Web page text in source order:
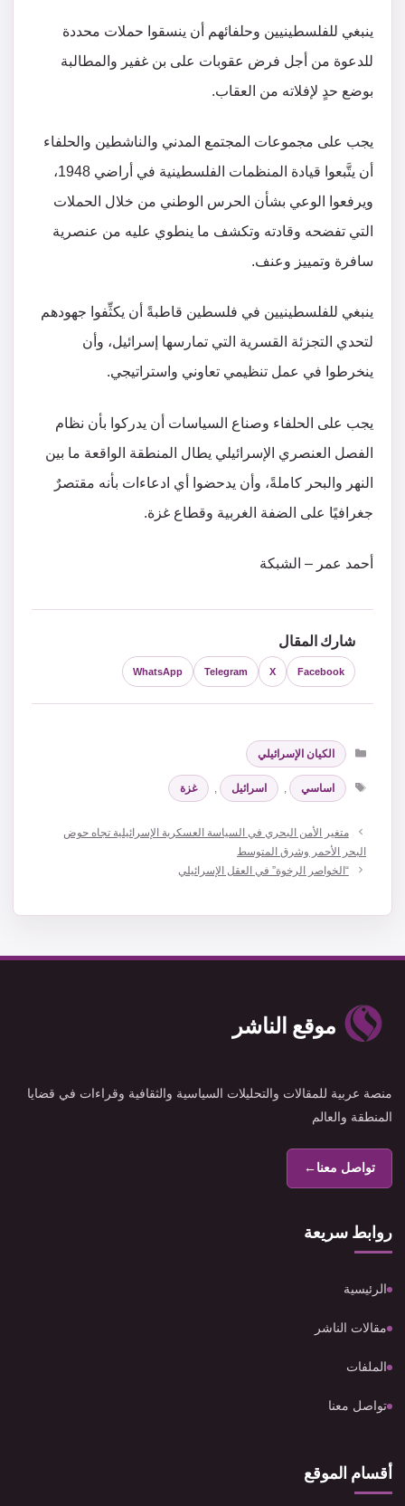
ينبغي للفلسطينيين وحلفائهم أن ينسقوا حملات محددة
للدعوة من أجل فرض عقوبات على بن غفير والمطالبة
بوضع حدٍ لإفلاته من العقاب.
يجب على مجموعات المجتمع المدني والناشطين والحلفاء
أن يتَّبعوا قيادة المنظمات الفلسطينية في أراضي 1948،
ويرفعوا الوعي بشأن الحرس الوطني من خلال الحملات
التي تفضحه وقادته وتكشف ما ينطوي عليه من عنصرية
سافرة وتمييز وعنف.
ينبغي للفلسطينيين في فلسطين قاطبةً أن يكثِّفوا جهودهم
لتحدي التجزئة القسرية التي تمارسها إسرائيل، وأن
ينخرطوا في عمل تنظيمي تعاوني واستراتيجي.
يجب على الحلفاء وصناع السياسات أن يدركوا بأن نظام
الفصل العنصري الإسرائيلي يطال المنطقة الواقعة ما بين
النهر والبحر كاملةً، وأن يدحضوا أي ادعاءات بأنه مقتصرٌ
جغرافيًا على الضفة الغربية وقطاع غزة.
أحمد عمر – الشبكة
شارك المقال
Facebook
X
Telegram
WhatsApp
التصنيفات
الكيان الإسرائيلي
الوسوم
اساسي اسرائيل غزة
متغير الأمن البحري في السياسة العسكرية الإسرائيلية تجاه حوض
البحر الأحمر وشرق المتوسط
“الخواصر الرخوة” في العقل الإسرائيلي
موقع الناشر
منصة عربية للمقالات والتحليلات السياسية والثقافية وقراءات في قضايا
المنطقة والعالم
تواصل معنا←
روابط سريعة
الرئيسية
مقالات الناشر
الملفات
تواصل معنا
أقسام الموقع